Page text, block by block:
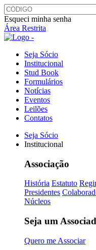
Esqueci minha senha
Área Restrita
Seja Sócio
Institucional
Stud Book
Formulários
Notícias
Eventos
Leilões
Contatos
Seja Sócio
Institucional
Associação
História Estatuto
Presidentes
Núcleos
Seja um
Quero me Associar